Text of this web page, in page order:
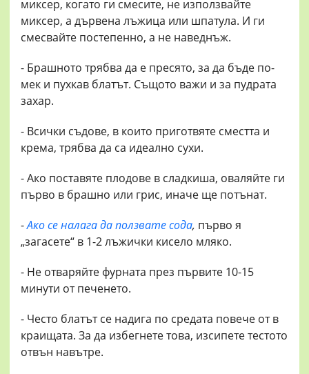
миксер, когато ги смесите, не използвайте
миксер, а дървена лъжица или шпатула. И ги
смесвайте постепенно, а не наведнъж.
- Брашното трябва да е пресято, за да бъде по-
мек и пухкав блатът. Същото важи и за пудрата
захар.
- Всички съдове, в които приготвяте сместта и
крема, трябва да са идеално сухи.
- Ако поставяте плодове в сладкиша, оваляйте ги
първо в брашно или грис, иначе ще потънат.
-Ако се налага да ползвате сода, първо я
„загасете“ в 1-2 лъжички кисело мляко.
- Не отваряйте фурната през първите 10-15
минути от печенето.
- Често блатът се надига по средата повече от в
краищата. За да избегнете това, изсипете тестото
отвън навътре.